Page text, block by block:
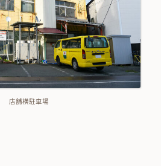
店舗横駐車場